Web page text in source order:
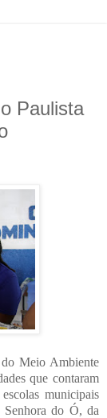
Paulista
do Meio Ambiente
que contaram
municipais
Senhora do Ó, da